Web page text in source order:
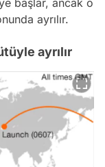
ayrılır.
ayrılır